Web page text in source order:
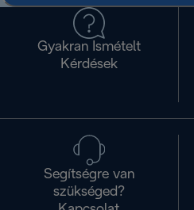
Gyakran Ismételt
Kérdések
Segítségre van
szükséged?